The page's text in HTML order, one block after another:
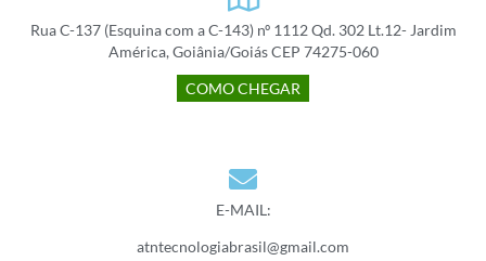
Rua C-137 (Esquina com a C-143) nº 1112 Qd. 302 Lt.12- Jardim
América, Goiânia/Goiás CEP 74275-060
COMO CHEGAR
E-MAIL:
atntecnologiabrasil@gmail.com